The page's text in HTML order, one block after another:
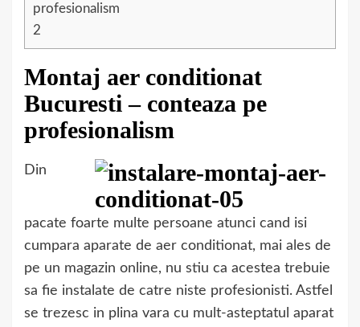
profesionalism
2
Montaj aer conditionat
Bucuresti – conteaza pe
profesionalism
Din
pacate foarte multe persoane atunci cand isi
cumpara aparate de aer conditionat, mai ales de
pe un magazin online, nu stiu ca acestea trebuie
sa fie instalate de catre niste profesionisti. Astfel
se trezesc in plina vara cu mult-asteptatul aparat